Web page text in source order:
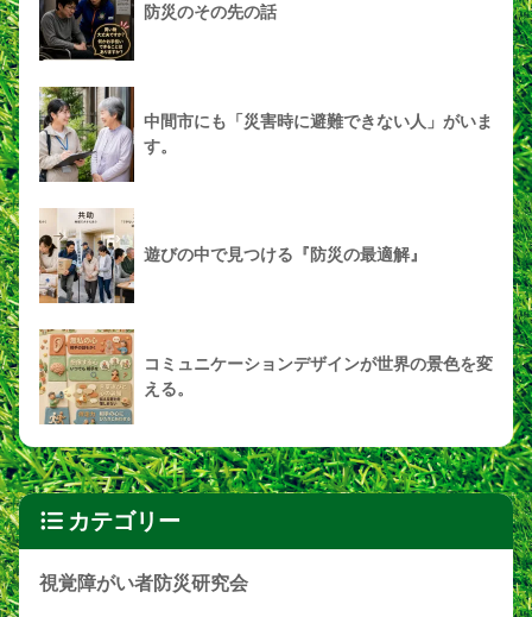
防災のその先の話
中間市にも「災害時に避難できない人」がいま
す。
遊びの中で見つける『防災の最適解』
コミュニケーションデザインが世界の景色を変
える。
カテゴリー
視覚障がい者防災研究会